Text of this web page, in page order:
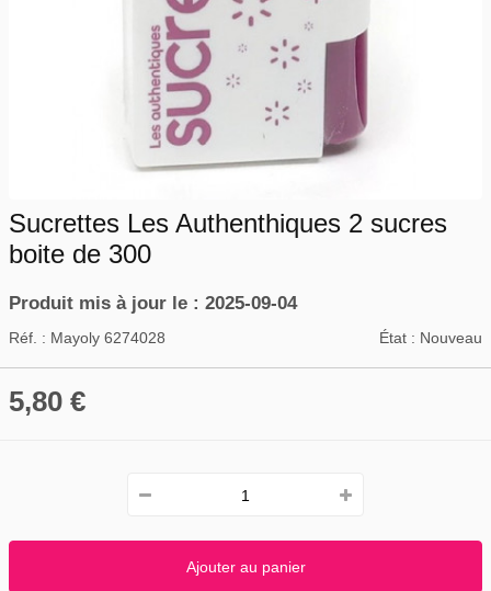
Sucrettes Les Authenthiques 2 sucres
boite de 300
Produit mis à jour le : 2025-09-04
Réf. : Mayoly 6274028 État : Nouveau
5,80 €
Ajouter au panier